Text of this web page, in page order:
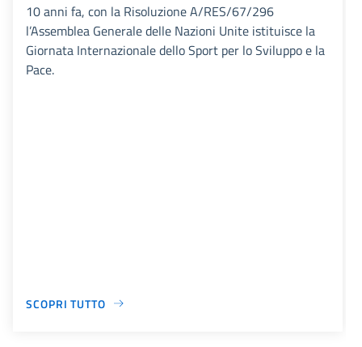
10 anni fa, con la Risoluzione A/RES/67/296
l’Assemblea Generale delle Nazioni Unite istituisce la
Giornata Internazionale dello Sport per lo Sviluppo e la
Pace.
SCOPRI TUTTO